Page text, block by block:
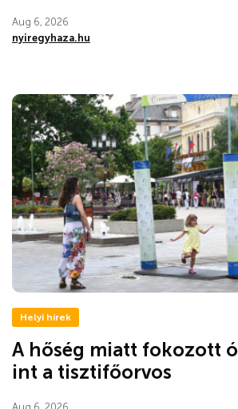
Aug 6, 2026
nyiregyhaza.hu
Helyi hírek
A hőség miatt fokozott
int a tisztifőorvos